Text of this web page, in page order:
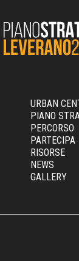
URBAN
PIANO
PERCORSO
PARTECIPA
RISORSE
NEWS
GALLERY